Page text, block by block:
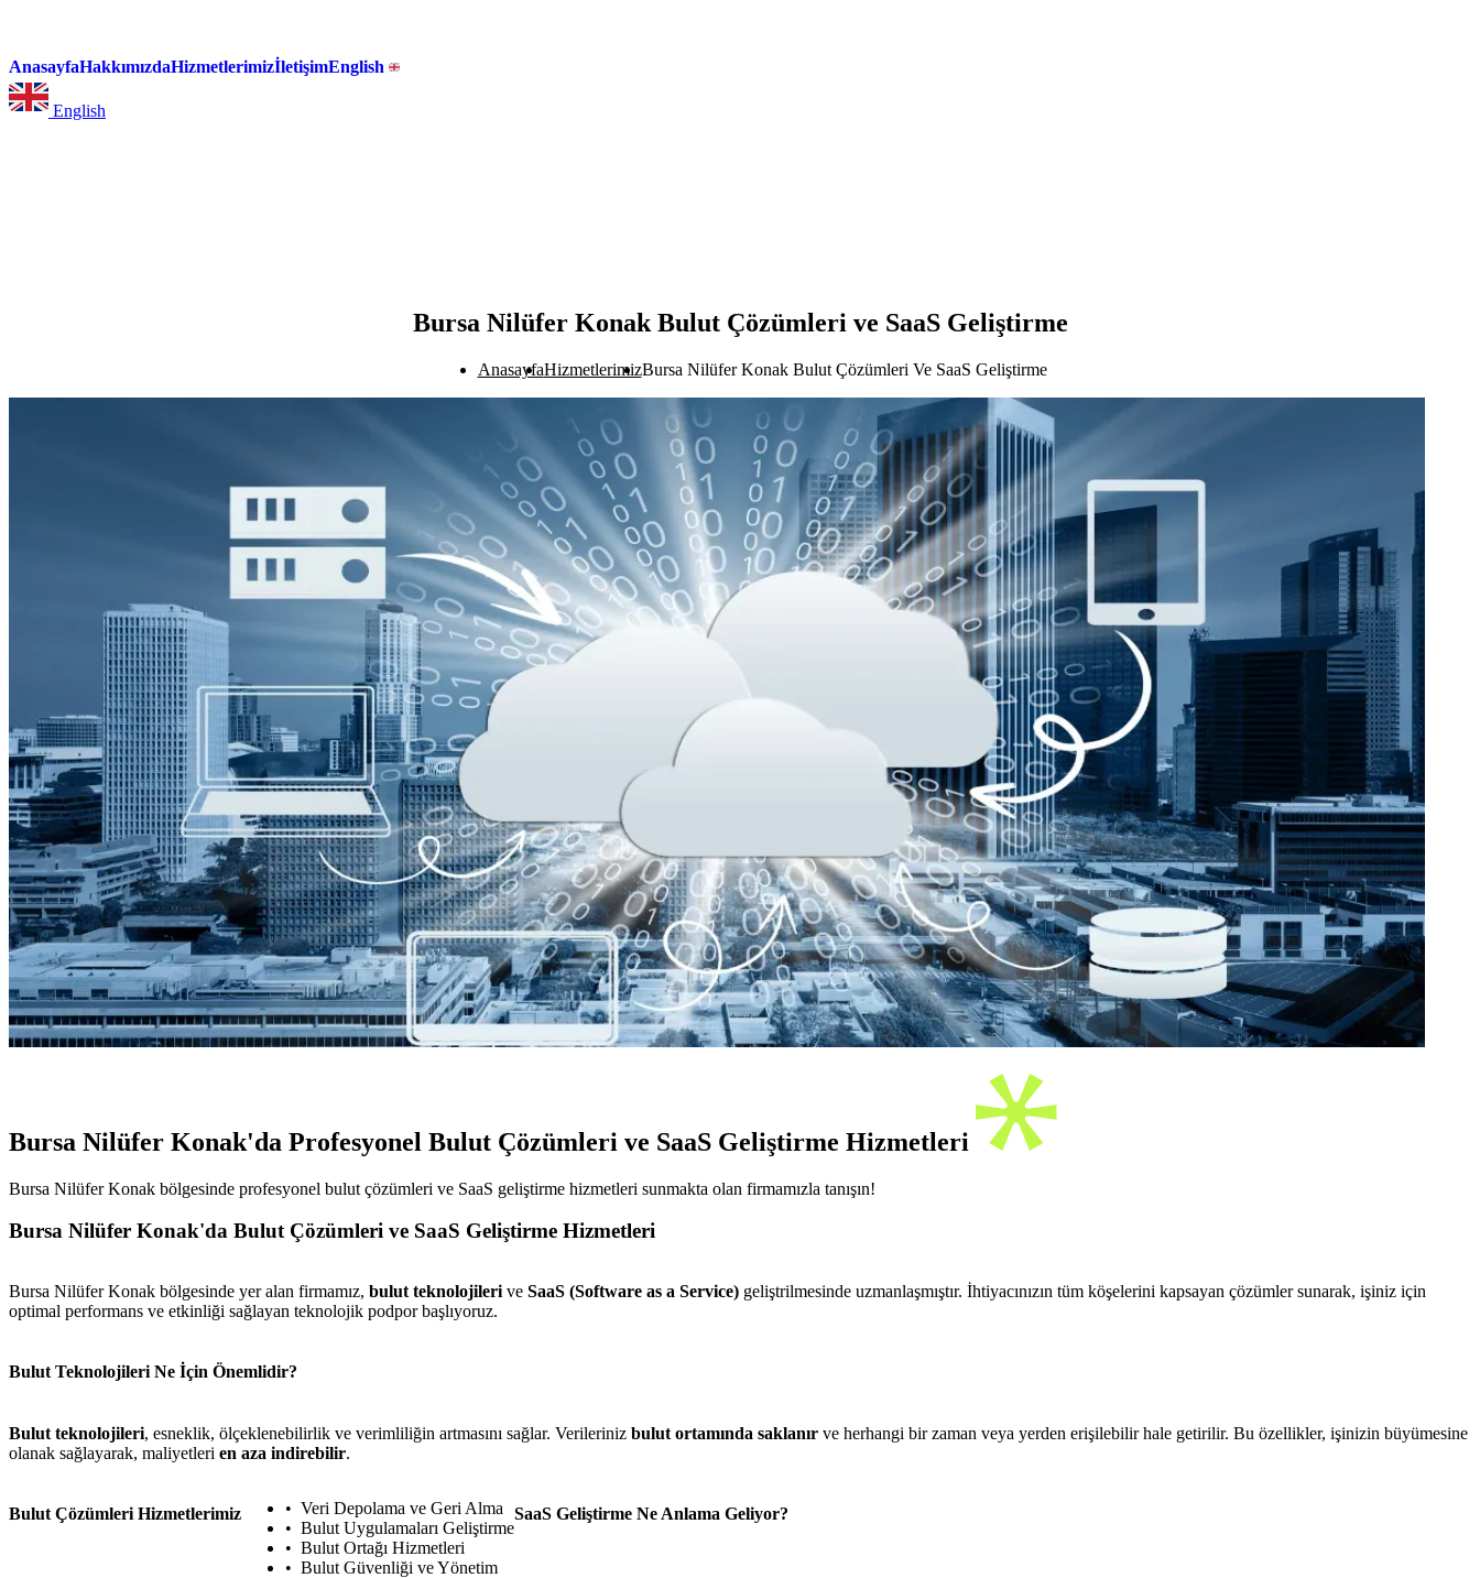
AnasayfaHakkımızdaHizmetlerimizİletişimEnglish
English
Bursa Nilüfer Konak Bulut Çözümleri ve SaaS Geliştirme
AnasayfaHizmetlerimizBursa Nilüfer Konak Bulut Çözümleri Ve SaaS Geliştirme
Bursa Nilüfer Konak'da Profesyonel Bulut Çözümleri ve SaaS Geliştirme Hizmetleri
Bursa Nilüfer Konak bölgesinde profesyonel bulut çözümleri ve SaaS geliştirme hizmetleri sunmakta olan firmamızla tanışın!
Bursa Nilüfer Konak'da Bulut Çözümleri ve SaaS Geliştirme Hizmetleri
Bursa Nilüfer Konak bölgesinde yer alan firmamız, bulut teknolojileri ve SaaS (Software as a Service) geliştrilmesinde uzmanlaşmıştır. İhtiyacınızın tüm köşelerini kapsayan çözümler sunarak, işiniz için
optimal performans ve etkinliği sağlayan teknolojik podpor başlıyoruz.
Bulut Teknolojileri Ne İçin Önemlidir?
Bulut teknolojileri, esneklik, ölçeklenebilirlik ve verimliliğin artmasını sağlar. Verileriniz bulut ortamında saklanır ve herhangi bir zaman veya yerden erişilebilir hale getirilir. Bu özellikler, işinizin büyümesine
olanak sağlayarak, maliyetleri en aza indirebilir.
Bulut Çözümleri Hizmetlerimiz
Veri Depolama ve Geri Alma
Bulut Uygulamaları Geliştirme
Bulut Ortağı Hizmetleri
Bulut Güvenliği ve Yönetim
SaaS Geliştirme Ne Anlama Geliyor?